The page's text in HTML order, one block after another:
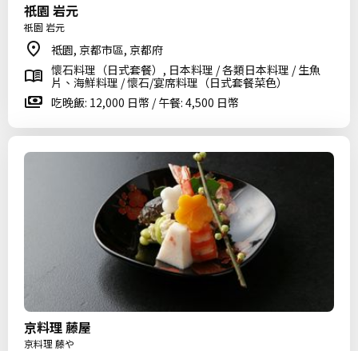
祇園 岩元
祇園 岩元
祗園, 京都市區, 京都府
懷石料理（日式套餐）, 日本料理 / 各類日本料理 / 生魚
片、海鮮料理 / 懷石/宴席料理（日式套餐菜色）
吃晚飯: 12,000 日幣 / 午餐: 4,500 日幣
京料理 藤屋
京料理 藤や